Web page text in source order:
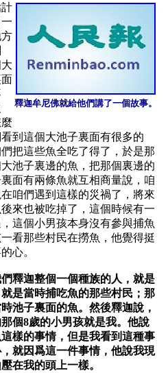
釋迦牟尼佛就給他們講了一個故事。
到這個大池子裏面有很多的
把這些魚全吃了得了，於是那
池子裏邊的魚，把那個裏邊的
面有兩條魚就互相商量說，咱
咱們遇到這樣的災禍了，將來
來也被吃掉了，這個時候有一
這個小男孩本身沒有參與捕魚
看那些村民在撈魚，他覺得挺
心。
釋迦整個一個種族的人，就是
是當時捕吃魚的那些村民；那
池子裏面的魚。然後釋迦說，
個8歲的小男孩就是我。他說
樣的事情，但是我看到這種事
就因爲這一件事情，他說我現
在我的頭上一樣。